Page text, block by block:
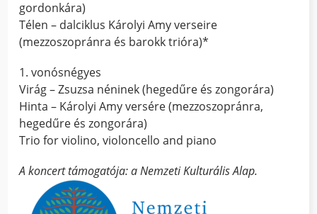
gordonkára)
Télen – dalciklus Károlyi Amy verseire
(mezzoszopránra és barokk trióra)*
1. vonósnégyes
Virág – Zsuzsa néninek (hegedűre és zongorára)
Hinta – Károlyi Amy versére (mezzoszopránra,
hegedűre és zongorára)
Trio for violino, violoncello and piano
A koncert támogatója: a Nemzeti Kulturális Alap.